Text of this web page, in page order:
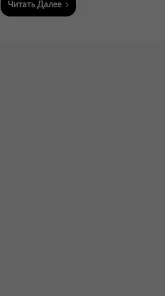
Читать Далее